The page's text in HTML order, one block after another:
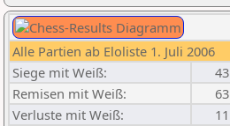
Alle Partien ab Eloliste 1. Juli 2006
Siege mit Weiß:
43
Remisen mit Weiß:
63
Verluste mit Weiß:
11